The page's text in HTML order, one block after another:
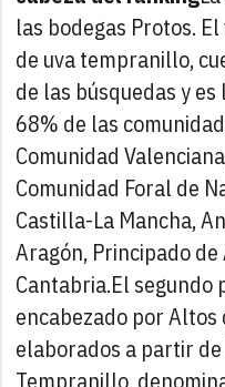
las bodegas Protos.
de uva tempranillo,
de las búsquedas y
68% de las
Comunidad
Comunidad Foral de
Castilla-La Mancha,
Aragón, Principado
Cantabria.El segundo
encabezado por Altos
elaborados a partir
Tempranillo,